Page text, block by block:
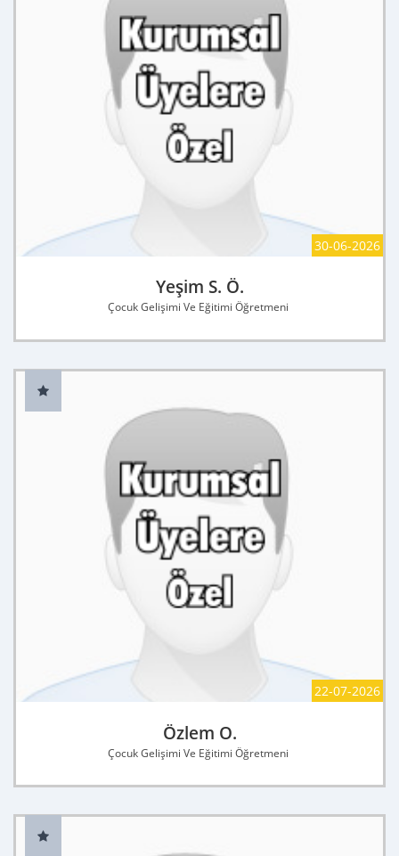
30-06-2026
Yeşim S. Ö.
Çocuk Gelişimi Ve Eğitimi Öğretmeni
22-07-2026
Özlem O.
Çocuk Gelişimi Ve Eğitimi Öğretmeni